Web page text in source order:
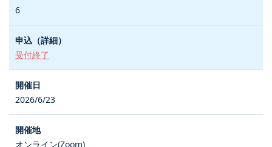
6
受付終了
2026/6/23
オンライン(Zoom)